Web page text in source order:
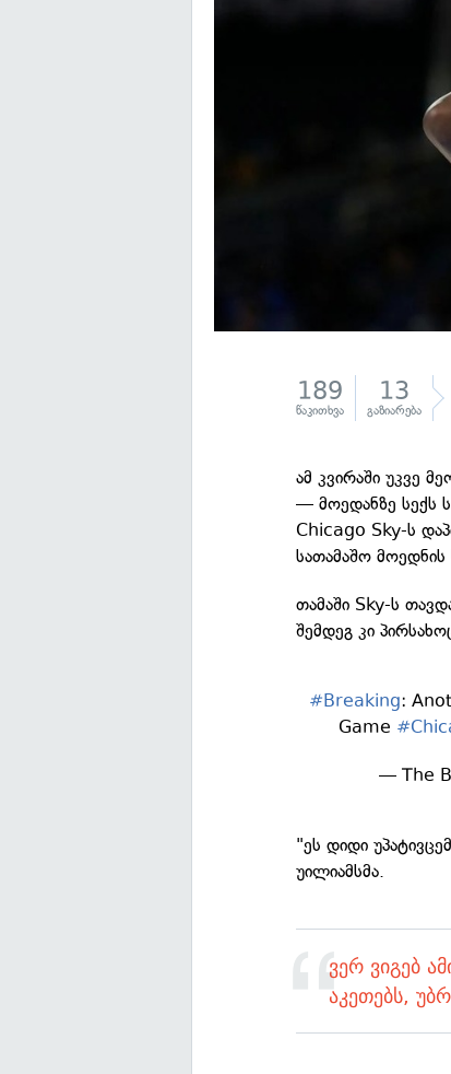
189
წაკითხვა
13
გაზიარება
ამ კვირაში უკვე
— მოედანზე სექს
Chicago Sky-ს
სათამაშო
თამაში Sky-ს
შემდეგ კი
#Breaking:
Game
— The
"ეს დიდი
უილიამსმა.
ვერ ვიგებ
აკეთებს,